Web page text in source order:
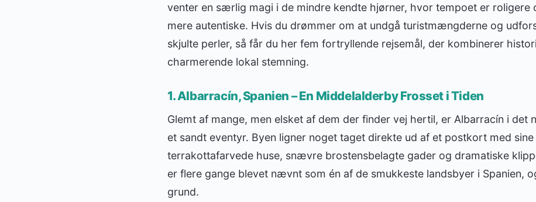
venter en særlig magi i de mindre kendte hjørner, hvor tempoet er roligere
mere autentiske. Hvis du drømmer om at undgå turistmængderne og
skjulte perler, så får du her fem fortryllende rejsemål, der kombinerer
charmerende lokal stemning.
1. Albarracín, Spanien – En Middelalderby Frosset i Tiden
Glemt af mange, men elsket af dem der finder vej hertil, er Albarracín i det
et sandt eventyr. Byen ligner noget taget direkte ud af et postkort med sine
terrakottafarvede huse, snævre brostensbelagte gader og dramatiske
er flere gange blevet nævnt som én af de smukkeste landsbyer i Spanien,
grund.